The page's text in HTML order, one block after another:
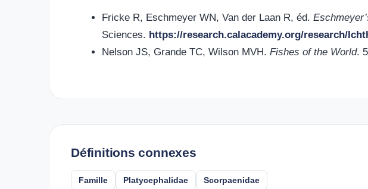
Fricke R, Eschmeyer WN, Van der Laan R, éd.
Sciences. https://research.calacademy.org/research/
Nelson JS, Grande TC, Wilson MVH. Fishes of the World.
Définitions connexes
Famille Platycephalidae Scorpaenidae